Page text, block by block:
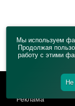
Реклама
Мы используем
Продолжая
работу с этими
Не